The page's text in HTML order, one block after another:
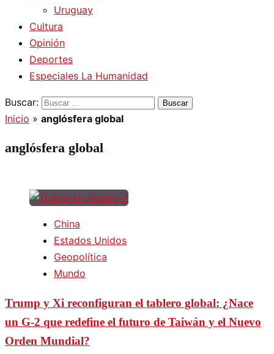
Uruguay
Cultura
Opinión
Deportes
Especiales La Humanidad
Buscar:
Inicio » anglósfera global
anglósfera global
China
Estados Unidos
Geopolítica
Mundo
Trump y Xi reconfiguran el tablero global: ¿Nace
un G-2 que redefine el futuro de Taiwán y el Nuevo
Orden Mundial?